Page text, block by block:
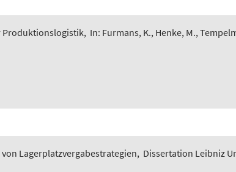
, In: Furmans, K., Henke, M.,
Lagerplatzvergabestrategien, Dissertation Leibniz